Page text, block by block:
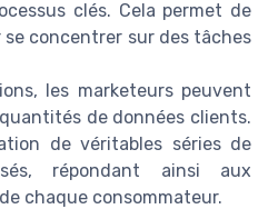
clés. Cela permet de
concentrer sur des tâches
les marketeurs peuvent
de données clients.
de véritables séries de
répondant ainsi aux
chaque consommateur.